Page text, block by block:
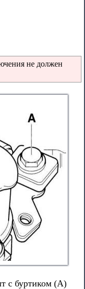
не должен
с буртиком (А)